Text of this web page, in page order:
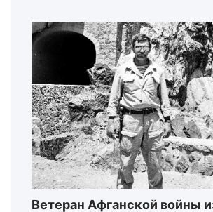
Ветеран Афганской войны